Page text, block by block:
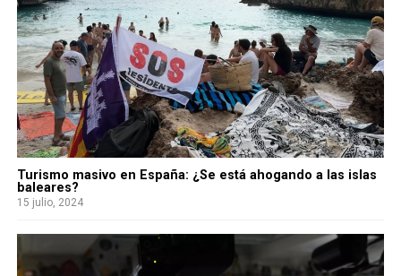
Turismo masivo en España: ¿Se está ahogando a las islas
baleares?
15 julio, 2024